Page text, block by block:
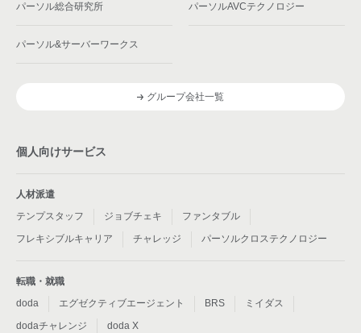
パーソル総合研究所 パーソルAVCテクノロジー
パーソル&サーバーワークス
グループ会社一覧
個人向けサービス
人材派遣
テンプスタッフ
ジョブチェキ
ファンタブル
フレキシブルキャリア
チャレッジ パーソルクロステクノロジー
転職・就職
doda
エグゼクティブエージェント BRS
ミイダス
dodaチャレンジ
doda X